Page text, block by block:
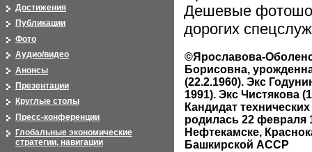
Дешевые
дорогих
©Ярославова-
Борисовна,
(22.2.1960). Экс
1991). Экс Чистякова
Кандидат
родилась 22 февраля
Нефтекамске,
Башкирской АССР
Достижения
Публикации
Фото
Аудио/видео
Анонсы
Презентации
Круглые столы
Пресс-конференции
Глобальные экономические
стратегии, навигации